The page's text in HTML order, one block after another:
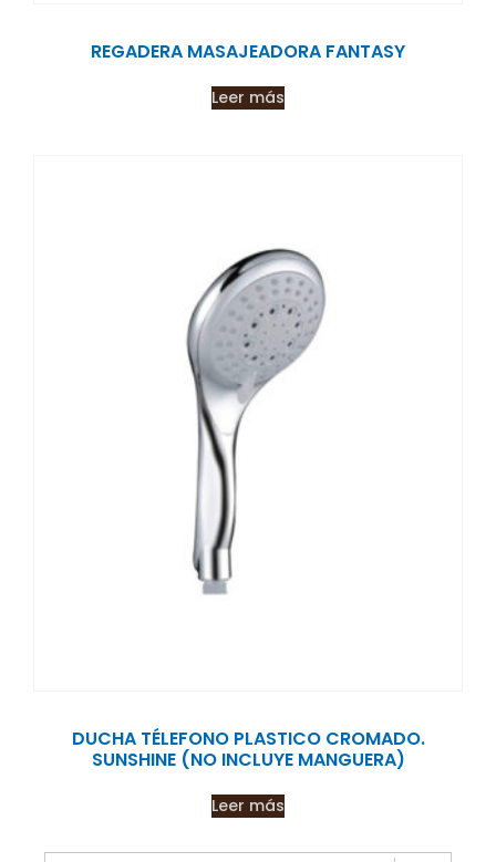
REGADERA MASAJEADORA FANTASY
Leer más
DUCHA TÉLEFONO PLASTICO CROMADO.
SUNSHINE (NO INCLUYE MANGUERA)
Leer más